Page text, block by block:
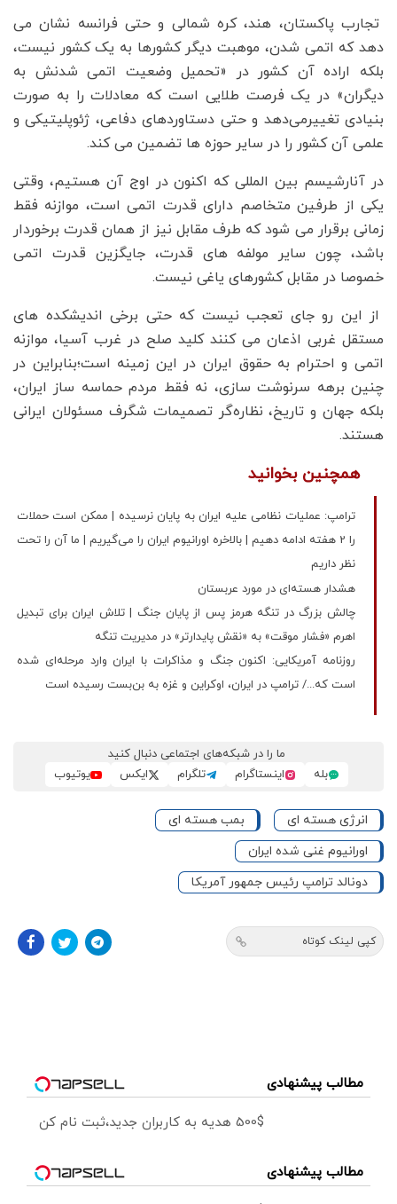
تجارب پاکستان، هند، کره شمالی و حتی فرانسه نشان می
دهد که اتمی شدن، موهبت دیگر کشورها به یک کشور نیست،
بلکه اراده آن کشور در «تحمیل وضعیت اتمی شدنش به
دیگران» در یک فرصت طلایی است که معادلات را به صورت
بنیادی تغییرمی‌دهد و حتی دستاوردهای دفاعی، ژئوپلیتیکی و
علمی آن کشور را در سایر حوزه ها تضمین می کند.
در آنارشیسم بین المللی که اکنون در اوج آن هستیم، وقتی
یکی از طرفین متخاصم دارای قدرت اتمی است، موازنه فقط
زمانی برقرار می شود که طرف مقابل نیز از همان قدرت برخوردار
باشد، چون سایر مولفه های قدرت، جایگزین قدرت اتمی
خصوصا در مقابل کشورهای یاغی نیست.
از این رو جای تعجب نیست که حتی برخی اندیشکده های
مستقل غربی اذعان می کنند کلید صلح در غرب آسیا، موازنه
اتمی و احترام به حقوق ایران در این زمینه است؛بنابراین در
چنین برهه سرنوشت سازی، نه فقط مردم حماسه ساز ایران،
بلکه جهان و تاریخ، نظاره‌گر تصمیمات شگرف مسئولان ایرانی
هستند.
همچنین بخوانید
ترامپ: عملیات نظامی علیه ایران به پایان نرسیده | ممکن است حملات
را 2 هفته ادامه دهیم | بالاخره اورانیوم ایران را می‌گیریم | ما آن را تحت
نظر داریم
هشدار هسته‌ای در مورد عربستان
چالش بزرگ در تنگه هرمز پس از پایان جنگ | تلاش ایران برای تبدیل
اهرم «فشار موقت» به «نقش پایدارتر» در مدیریت تنگه
روزنامه آمریکایی: اکنون جنگ و مذاکرات با ایران وارد مرحله‌ای شده
است که.../ ترامپ در ایران، اوکراین و غزه به بن‌بست رسیده است
ما را در شبکه‌های اجتماعی دنبال کنید
بله
اینستاگرام تلگرام ایکس یوتیوب
انرژی هسته ای
بمب هسته ای
اورانیوم غنی‌ شده ایران
دونالد ترامپ رئیس جمهور آمریکا
کپی لینک کوتاه
مطالب پیشنهادی
500$ هدیه به کاربران جدید،ثبت نام کن
مطالب پیشنهادی